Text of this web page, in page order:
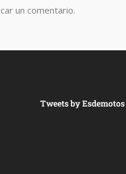
un comentario.
Tweets by Esdemotos